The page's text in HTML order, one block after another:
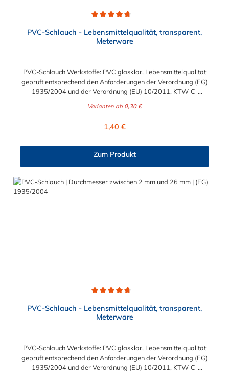
PVC-Schlauch - Lebensmittelqualität, transparent,
Meterware
PVC-Schlauch Werkstoffe: PVC glasklar, Lebensmittelqualität
geprüft entsprechend den Anforderungen der Verordnung (EG)
1935/2004 und der Verordnung (EU) 10/2011, KTW-C-
Druckloses Durchleiten von Flüssigkeiten und Gasen wie
Mineralwasser, Süßmost und alkoholische Getränke bis 15
fetthaltige Produkte!). Die durchfließenden Lebensmittel sollten
+40°C nicht überschreiten. Eine Geschmacksprobe ist ratsam.
Bei der Durchleitung von Lebensmitteln und Trinkwasser ist der
Schlauch vor dem Ersteinsatz unbedingt sorgfältig zu reinigen
Varianten ab 0,30 €
Regulärer Preis:
1,40 €
Zum Produkt
PVC-Schlauch - Lebensmittelqualität, transparent,
Meterware
PVC-Schlauch Werkstoffe: PVC glasklar, Lebensmittelqualität
geprüft entsprechend den Anforderungen der Verordnung (EG)
1935/2004 und der Verordnung (EU) 10/2011, KTW-C-